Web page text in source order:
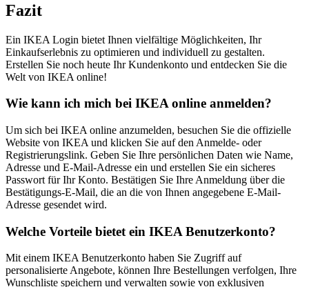
Fazit
Ein IKEA Login bietet Ihnen vielfältige Möglichkeiten, Ihr
Einkaufserlebnis zu optimieren und individuell zu gestalten.
Erstellen Sie noch heute Ihr Kundenkonto und entdecken Sie die
Welt von IKEA online!
Wie kann ich mich bei IKEA online anmelden?
Um sich bei IKEA online anzumelden, besuchen Sie die offizielle
Website von IKEA und klicken Sie auf den Anmelde- oder
Registrierungslink. Geben Sie Ihre persönlichen Daten wie Name,
Adresse und E-Mail-Adresse ein und erstellen Sie ein sicheres
Passwort für Ihr Konto. Bestätigen Sie Ihre Anmeldung über die
Bestätigungs-E-Mail, die an die von Ihnen angegebene E-Mail-
Adresse gesendet wird.
Welche Vorteile bietet ein IKEA Benutzerkonto?
Mit einem IKEA Benutzerkonto haben Sie Zugriff auf
personalisierte Angebote, können Ihre Bestellungen verfolgen, Ihre
Wunschliste speichern und verwalten sowie von exklusiven